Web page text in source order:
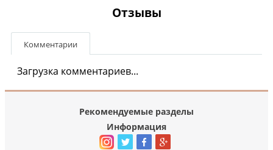
Отзывы
Комментарии
Загрузка комментариев...
Рекомендуемые разделы
Информация